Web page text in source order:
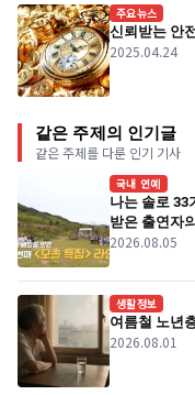
주요뉴스
신뢰받는 안
2025.04.24
같은 주제의 인기글
같은 주제를 다룬 인기 기사
국내 연예
나는 솔로 33
받은 출연자
2026.08.05
생활정보
여름철 노년
2026.08.01